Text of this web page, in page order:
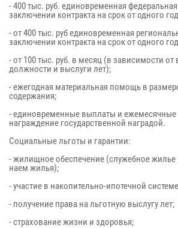
- 400 тыс. руб. единовременная
заключении контракта на срок от одного
- от 400 тыс. руб единовременная
заключении контракта на срок от одного
- от 100 тыс. руб. в месяц (в зависимости от
должности и выслуги лет);
- ежегодная материальная помощь в
содержания;
- единовременные выплаты и ежемесячные
награждение государственной наградой.
Социальные льготы и гарантии:
- жилищное обеспечение (служебное
наем жилья);
- участие в накопительно-ипотечной
- получение права на льготную выслугу лет;
- страхование жизни и здоровья;